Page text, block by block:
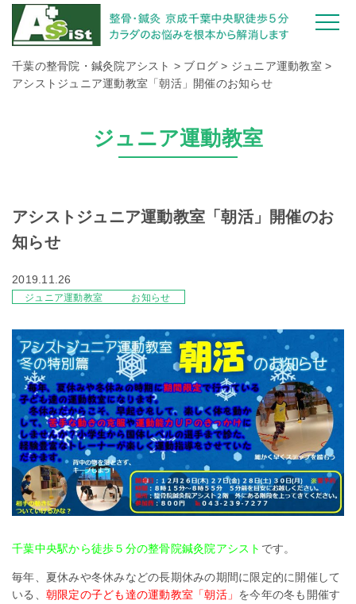
千葉の整骨院・鍼灸院アシスト > ブログ > ジュニア運動教室 >
アシストジュニア運動教室「朝活」開催のお知らせ
ジュニア運動教室
アシストジュニア運動教室「朝活」開催のお
知らせ
2019.11.26
ジュニア運動教室 お知らせ
千葉中央駅から徒歩５分の整骨院鍼灸院アシスト です。
毎年、夏休みや冬休みなどの長期休みの期間に限定的に開催して
いる、 朝限定の子ども達の運動教室「朝活」 を今年の冬も開催す